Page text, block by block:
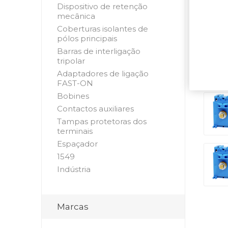
Dispositivo de retenção
mecânica
Coberturas isolantes de
pólos principais
Barras de interligação
tripolar
Adaptadores de ligação
FAST-ON
Bobines
Contactos auxiliares
Tampas protetoras dos
terminais
Espaçador
1549
Indústria
Marcas